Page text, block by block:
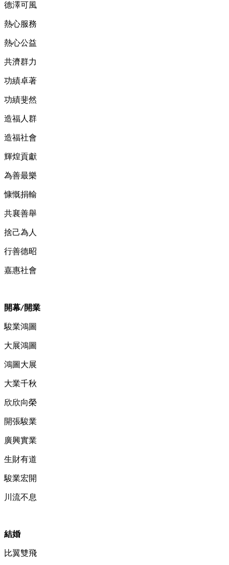
德澤可風
熱心服務
熱心公益
共濟群力
功績卓著
功績斐然
造福人群
造福社會
輝煌貢獻
為善最樂
慷慨捐輸
共襄善舉
捨己為人
行善德昭
嘉惠社會
開幕/開業
駿業鴻圖
大展鴻圖
鴻圖大展
大業千秋
欣欣向榮
開張駿業
廣興實業
生財有道
駿業宏開
川流不息
結婚
比翼雙飛